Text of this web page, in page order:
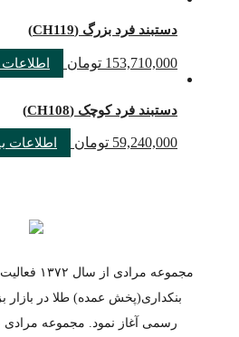
دستبند فرد بزرگ (CH119)
153,710,000 تومان اطلاعات
دستبند فرد کوچک (CH108)
59,240,000 تومان اطلاعات
مجموعه
بنکداری(پخش عمده) طلا در
رسمی آغاز نمود. مجموعه مرادی